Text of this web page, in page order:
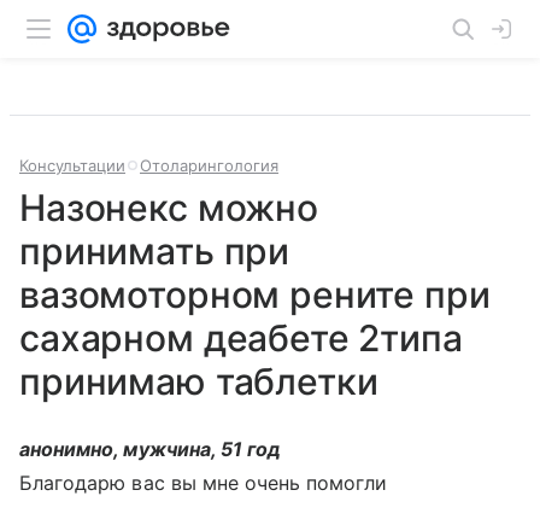
Консультации Отоларингология
Назонекс можно
принимать при
вазомоторном рените при
сахарном деабете 2типа
принимаю таблетки
анонимно, мужчина, 51 год
Благодарю вас вы мне очень помогли